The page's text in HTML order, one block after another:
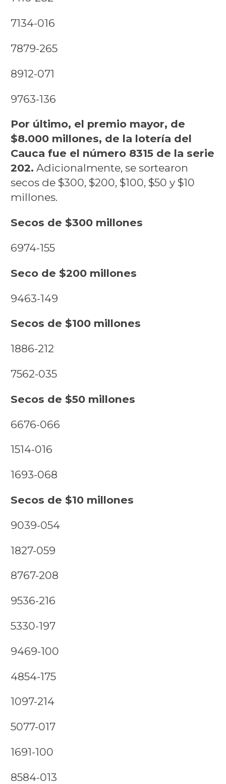
7134-016
7879-265
8912-071
9763-136
Por último, el premio mayor, de
$8.000 millones, de la lotería del
Cauca fue el número 8315 de la serie
202. Adicionalmente, se sortearon
secos de $300, $200, $100, $50 y $10
millones.
Secos de $300 millones
6974-155
Seco de $200 millones
9463-149
Secos de $100 millones
1886-212
7562-035
Secos de $50 millones
6676-066
1514-016
1693-068
Secos de $10 millones
9039-054
1827-059
8767-208
9536-216
5330-197
9469-100
4854-175
1097-214
5077-017
1691-100
8584-013